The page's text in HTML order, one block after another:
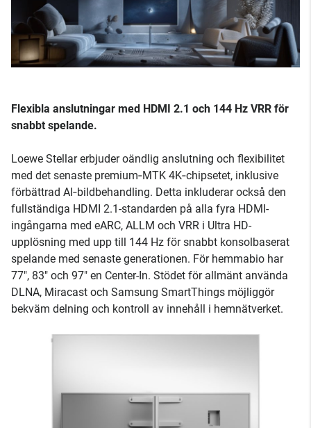
Flexibla anslutningar med HDMI 2.1 och 144 Hz VRR för
snabbt spelande.
Loewe Stellar erbjuder oändlig anslutning och flexibilitet
med det senaste premium‑MTK 4K‑chipsetet, inklusive
förbättrad AI‑bildbehandling. Detta inkluderar också den
fullständiga HDMI 2.1-standarden på alla fyra HDMI-
ingångarna med eARC, ALLM och VRR i Ultra HD-
upplösning med upp till 144 Hz för snabbt konsolbaserat
spelande med senaste generationen. För hemmabio har
77", 83" och 97" en Center-In. Stödet för allmänt använda
DLNA, Miracast och Samsung SmartThings möjliggör
bekväm delning och kontroll av innehåll i hemnätverket.